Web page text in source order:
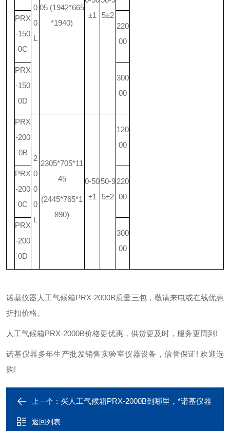
0
0
L
05 (1942*665
*1940)
±1
5±2
PRX
-150
0C
220
00
PRX
-150
0D
300
00
PRX
-200
0B
2
0
0
0
L
2305*705*11
45
(2445*765*1
890)
0-50
±1
50-9
5±2
120
00
PRX
-200
0C
220
00
PRX
-200
0D
300
00
诺基仪器人工气候箱PRX-2000B质量三包，敬请来电或在线优惠
折扣价格。
人工气候箱PRX-2000B价格更优惠，供货更及时，服务更周到!
诺基仪器多年生产批发销售实验室仪器设备，信誉保证! 欢迎选
购!
上一个： 买人工气候箱PRX-2000B到哪里，*诺基仪器
返回列表